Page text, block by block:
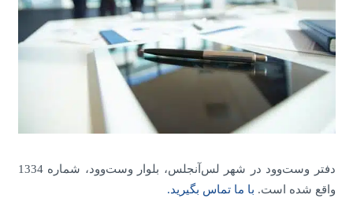
دفتر وست‌وود در شهر لس‌آنجلس، بلوار وست‌وود، شماره 1334
واقع شده است. با ما تماس بگیرید.